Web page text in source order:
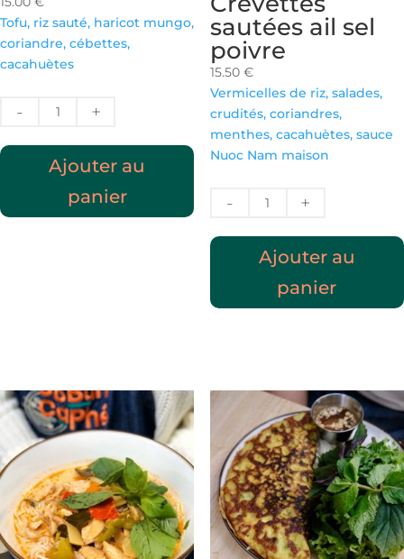
Tofu, riz sauté, haricot mungo,
coriandre, cébettes,
cacahuètes
quantité
Côm
Xào
Tofu
Ajouter au
panier
sautées ail sel
poivre
15.50 €
Vermicelles de riz, salades,
crudités, coriandres,
menthes, cacahuètes, sauce
Nuoc Nam maison
quantité
Bún
Tom
|
Ajouter au
panier